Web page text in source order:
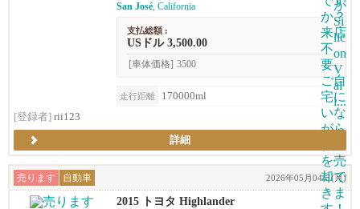
San José, California
支払総額 :
USドル 3,500.00
[車体価格] 3500
走行距離
170000ml
[登録者] rii123
詳細
売ります 自動車 2026年05月04日(月)
2015 トヨタ Highlander